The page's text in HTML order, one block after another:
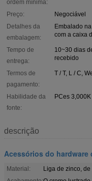
ordem mínima:
Preço:
Negociável
Detalhes da
embalagem:
Embalado
com a caixa
Tempo de
entrega:
10~30 dias
recebido
Termos de
pagamento:
T / T, L / C,
Habilidade da
fonte:
PCes
descrição
Acessórios do hardware
Material:
Liga de zinco,